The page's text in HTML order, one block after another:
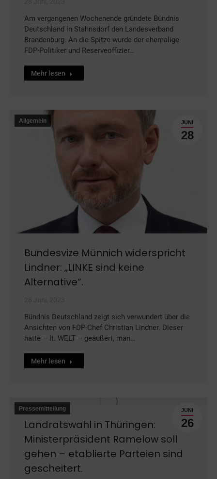
Am vergangenen Wochenende gründete Bündnis
Deutschland in Stahnsdorf den Landesverband
Brandenburg. An die Spitze wurde der ehemalige
FDP-Politiker und Reserveoffizier…
Mehr lesen
JUNI
28
Allgemein
Bundesvize Münnich widerspricht
Lindner: „LINKE sind keine
Alternative“.
Bündnis Deutschland zeigt sich verwundert über die
Ansichten von FDP-Chef Christian Lindner. Dieser
hatte – lt. WELT – geäußert, man…
Mehr lesen
JUNI
26
Pressemitteilung
Landratswahl in Thüringen:
Ministerpräsident Ramelow soll
gehen – etablierte Parteien sind
gescheitert.